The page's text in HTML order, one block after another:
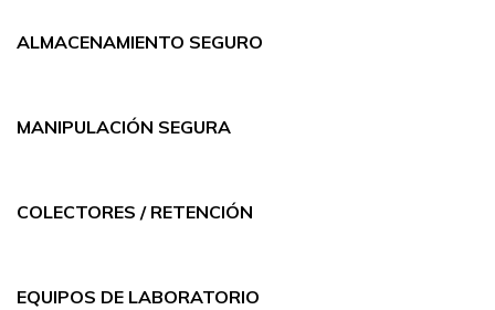
ALMACENAMIENTO SEGURO
MANIPULACIÓN SEGURA
COLECTORES / RETENCIÓN
EQUIPOS DE LABORATORIO